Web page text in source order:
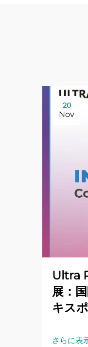
20
Nov
Ultra
展：
キス
さらに表